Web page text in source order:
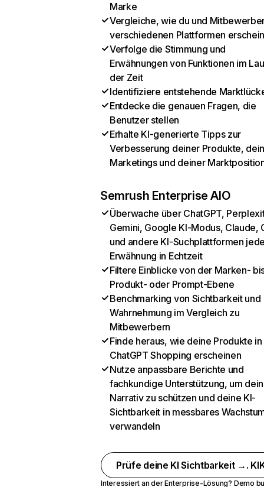
Marke
Vergleiche, wie du und
verschiedenen Plattformen
Verfolge die Stimmung und
Erwähnungen von Funktionen im
der Zeit
Identifiziere entstehende
Entdecke die genauen Fragen, die
Benutzer stellen
Erhalte KI-generierte Tipps zur
Verbesserung deiner Produkte,
Marketings und deiner
Semrush Enterprise AIO
Überwache über ChatGPT,
Gemini, Google KI-Modus, Claude,
und andere KI-Suchplattformen
Erwähnung in Echtzeit
Filtere Einblicke von der Marken-
Produkt- oder Prompt-Ebene
Benchmarking von Sichtbarkeit und
Wahrnehmung im Vergleich zu
Mitbewerbern
Finde heraus, wie deine Produkte in
ChatGPT Shopping erscheinen
Nutze anpassbare Berichte und
fachkundige Unterstützung, um dein
Narrativ zu schützen und deine KI-
Sichtbarkeit in messbares
verwandeln
Prüfe deine KI Sichtbarkeit →.
Interessiert an der Enterprise-Lösung? Demo